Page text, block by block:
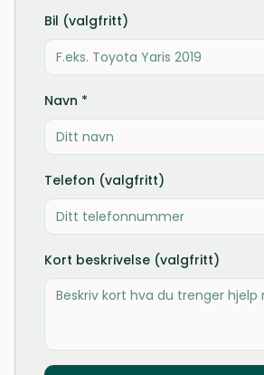
Bil (valgfritt)
Navn *
Telefon (valgfritt)
Kort beskrivelse (valgfritt)